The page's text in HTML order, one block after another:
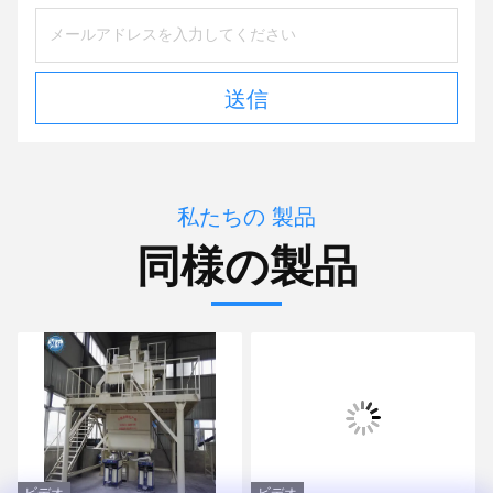
送信
私たちの 製品
同様の製品